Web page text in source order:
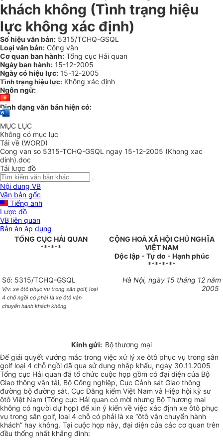
khách không (Tình trạng hiệu
lực không xác định)
Số hiệu văn bản: 5315/TCHQ-GSQL
Loại văn bản: Công văn
Cơ quan ban hành: Tổng cục Hải quan
Ngày ban hành: 15-12-2005
Ngày có hiệu lực: 15-12-2005
Tình trạng hiệu lực: Không xác định
Ngôn ngữ:
Định dạng văn bản hiện có:
MỤC LỤC
Không có mục lục
Tải về (WORD)
Cong van so 5315-TCHQ-GSQL ngay 15-12-2005 (Khong xac
dinh).doc
Tải lược đồ
Nội dung VB
Văn bản gốc
Tiếng anh
Lược đồ
VB liên quan
Bản án áp dụng
TỔNG CỤC HẢI QUAN
******
CỘNG HOÀ XÃ HỘI CHỦ NGHĨA
VIỆT NAM
Độc lập - Tự do - Hạnh phúc
********
Số: 5315/TCHQ-GSQL
V/v: xe ôtô phục vụ trong sân golf, loại
4 chỗ ngồi có phải là xe ôtô vận
chuyển hành khách không
Hà Nội, ngày 15 tháng 12 năm
2005
Kính gửi: Bộthương mại
Để giải quyết vướng mắc trong việc xử lý xe ôtô phục vụ trong sân
golf loại 4 chỗ ngồi đã qua sử dụng nhập khẩu, ngày 30.11.2005
Tổng cục Hải quan đã tổ chức cuộc họp gồm có đại diện của Bộ
Giao thông vận tải, Bộ Công nghiệp, Cục Cảnh sát Giao thông
đường bộ đường sắt, Cục Đăng kiểm Việt Nam và Hiệp hội kỹ sư
ôtô Việt Nam (Tổng cục Hải quan có mời nhưng Bộ Thương mại
không có người dự họp) để xin ý kiến về việc xác định xe ôtô phục
vụ trong sân golf, loại 4 chỗ có phải là xe “ôtô vận chuyển hành
khách” hay không. Tại cuộc họp này, đại diện của các cơ quan trên
đều thống nhất khẳng đinh: